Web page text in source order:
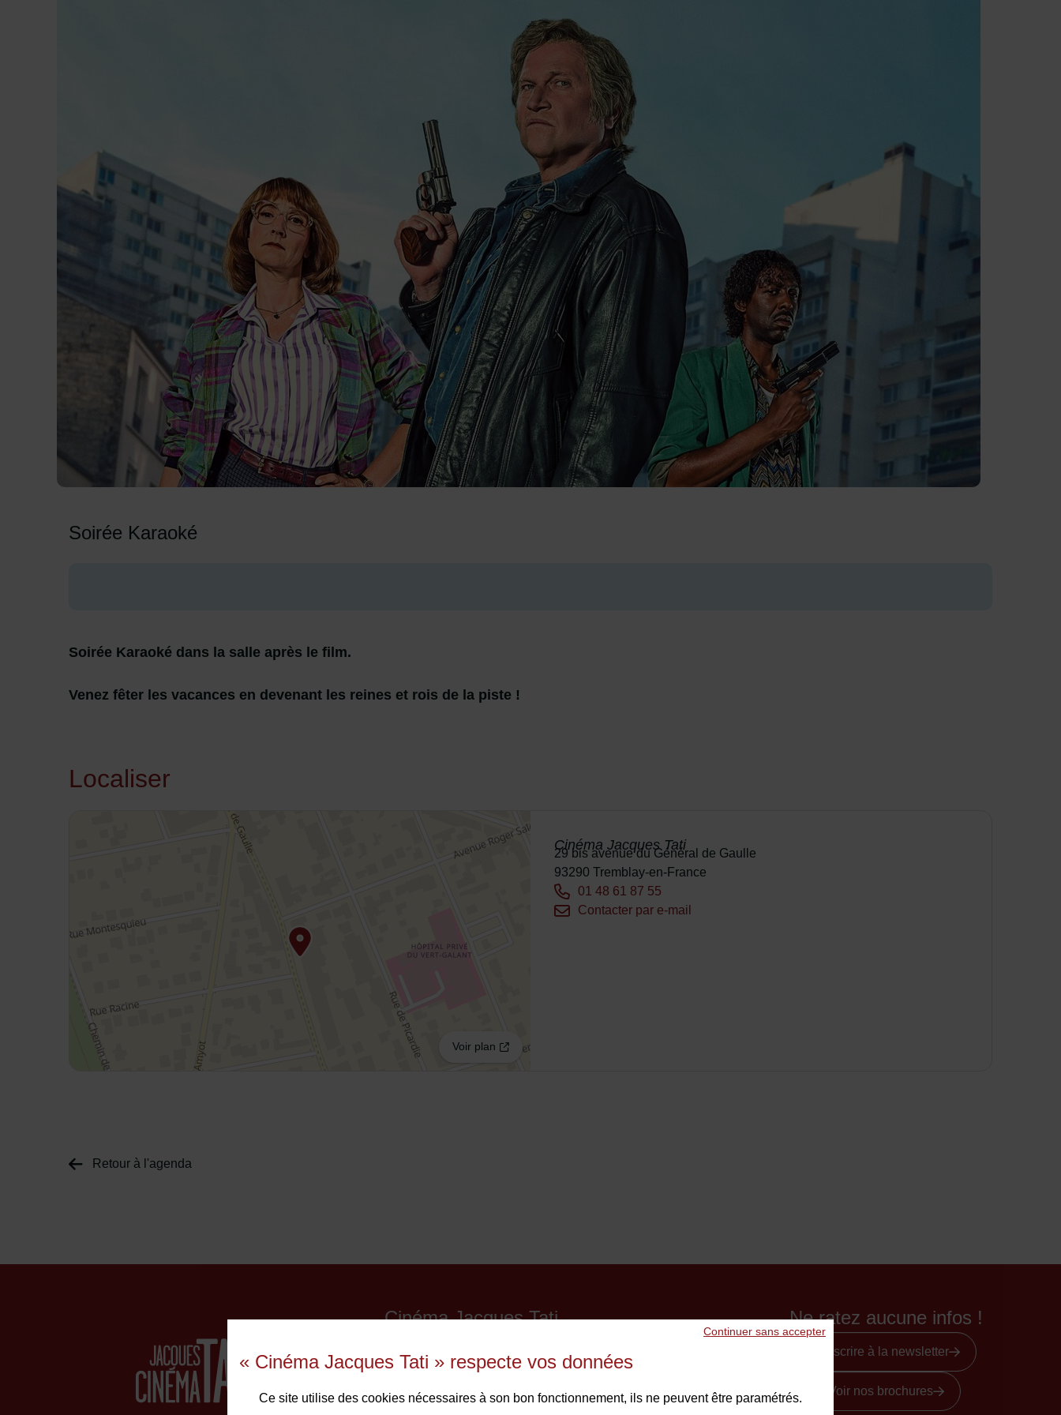
« Cinéma Jacques Tati » respecte vos données
Ce site utilise des cookies nécessaires à son bon fonctionnement, ils ne peuvent être paramétrés.
Continuer sans accepter
Soirée Karaoké
Soirée Karaoké dans la salle après le film.
Venez fêter les vacances en devenant les reines et rois de la piste !
Localiser
Voir plan
Cinéma Jacques Tati
Adresse :
29 bis avenue du Général de Gaulle
93290 Tremblay-en-France
Tél. :01 48 61 87 55
Courriel :Contacter par e-mail
Retour à l'agenda
Cinéma Jacques Tati
93290 Tremblay-en-France
01 48 61 87 55
Ne ratez aucune infos !
S'inscrire à la newsletter
Voir nos brochures